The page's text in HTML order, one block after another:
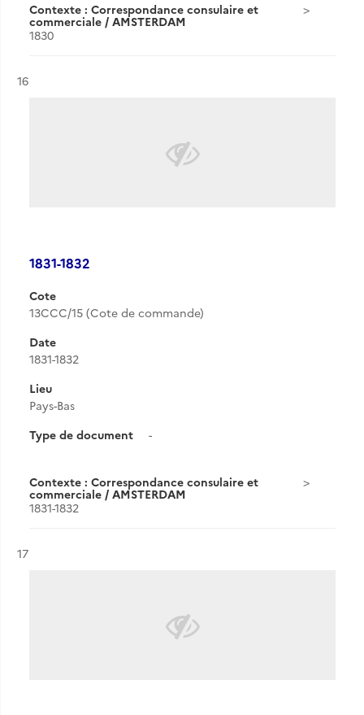
Contexte : Correspondance consulaire et
commerciale / AMSTERDAM
1830
Résultat n°
16
1831-1832
Cote
13CCC/15 (Cote de commande)
Date
1831-1832
Lieu
Pays-Bas
Type de document
-
Contexte : Correspondance consulaire et
commerciale / AMSTERDAM
1831-1832
Résultat n°
17